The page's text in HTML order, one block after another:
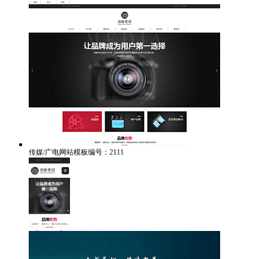
传媒/广电网站模板编号：2111